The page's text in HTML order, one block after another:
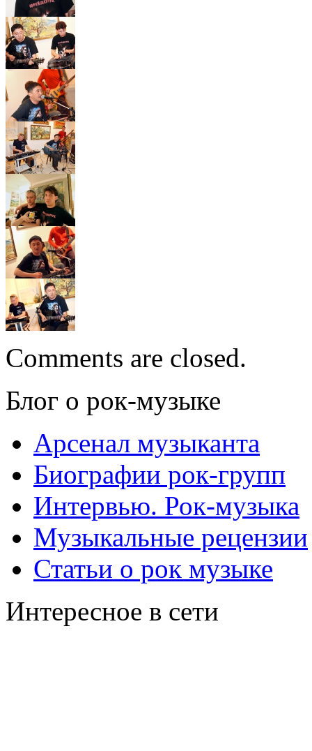
Comments are closed.
Блог о рок-музыке
Арсенал музыканта
Биографии рок-групп
Интервью. Рок-музыка
Музыкальные рецензии
Статьи о рок музыке
Интересное в сети